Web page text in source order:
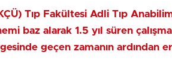
Tıp Fakültesi Adli Tıp Anabilim
baz alarak 1.5 yıl süren
geçen zamanın ardından